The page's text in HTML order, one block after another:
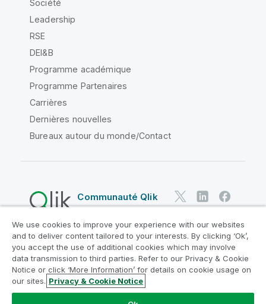
Société
Leadership
RSE
DEI&B
Programme académique
Programme Partenaires
Carrières
Dernières nouvelles
Bureaux autour du monde/Contact
Communauté Qlik
Contrats juridiques
Conditions d'utilisation des produits
Legal Policies
Conditions légales
Conditions d'utilisation
Marques
Do Not Share My Info
We use cookies to improve your experience with our websites
and to deliver content tailored to your interests. By clicking ‘Ok’,
you accept the use of additional cookies which may involve
data transmission to third parties. Refer to our Privacy & Cookie
Notice or click ‘More Information’ for details on cookie usage on
our sites. Privacy & Cookie Notice